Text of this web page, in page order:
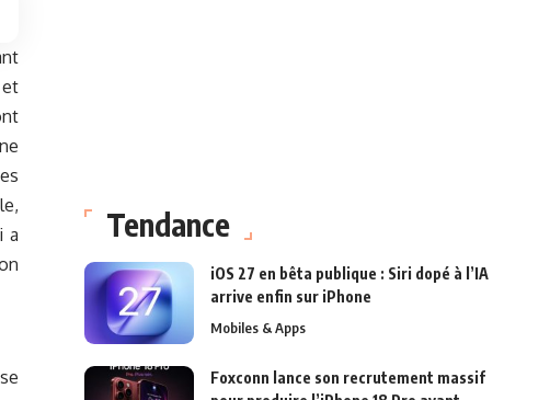
a
Tendance
iOS 27 en bêta publique : Siri dopé à l’IA
arrive enfin sur iPhone
Mobiles & Apps
Foxconn lance son recrutement massif